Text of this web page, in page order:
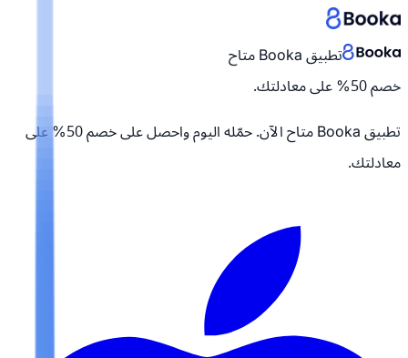
تطبيق Booka متاح
خصم 50% على معادلتك.
تطبيق Booka متاح الآن. حمّله اليوم واحصل على
خصم 50% على
معادلتك.